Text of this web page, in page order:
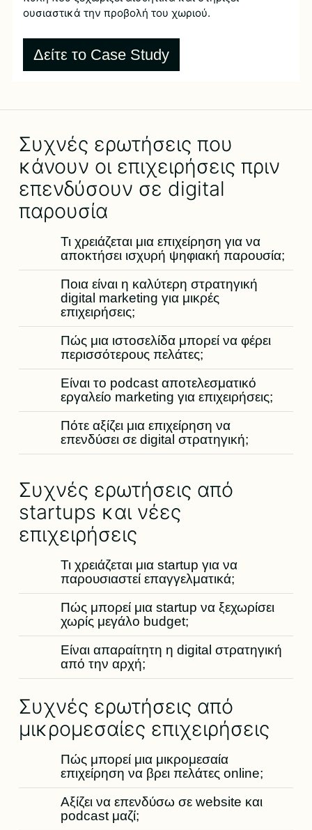
ουσιαστικά την προβολή του χωριού.
Δείτε το Case Study
Συχνές ερωτήσεις που
κάνουν οι επιχειρήσεις πριν
επενδύσουν σε digital
παρουσία
Τι χρειάζεται μια επιχείρηση για να
αποκτήσει ισχυρή ψηφιακή παρουσία;
Ποια είναι η καλύτερη στρατηγική
digital marketing για μικρές
επιχειρήσεις;
Πώς μια ιστοσελίδα μπορεί να φέρει
περισσότερους πελάτες;
Είναι το podcast αποτελεσματικό
εργαλείο marketing για επιχειρήσεις;
Πότε αξίζει μια επιχείρηση να
επενδύσει σε digital στρατηγική;
Συχνές ερωτήσεις από
startups και νέες
επιχειρήσεις
Τι χρειάζεται μια startup για να
παρουσιαστεί επαγγελματικά;
Πώς μπορεί μια startup να ξεχωρίσει
χωρίς μεγάλο budget;
Είναι απαραίτητη η digital στρατηγική
από την αρχή;
Συχνές ερωτήσεις από
μικρομεσαίες επιχειρήσεις
Πώς μπορεί μια μικρομεσαία
επιχείρηση να βρει πελάτες online;
Αξίζει να επενδύσω σε website και
podcast μαζί;